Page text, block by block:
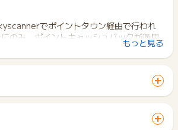
でポイントタウン経由で行われ
のみ、ポイントキャッシュバックが適用
のページに掲載されているリンクから行
、ポイントキャッシュバックは適用され
1予約あたり最大1000英国ポンド相当分
もっと見る
お申し込みやお買い物が完了するまでの
※）で他のサイトに移動した場合はポイン